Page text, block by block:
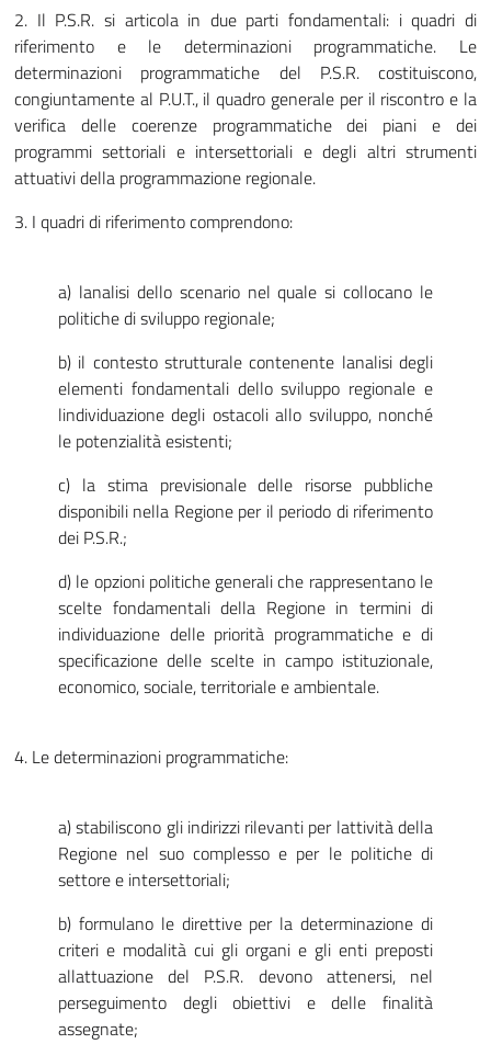
2. Il P.S.R. si articola in due parti fondamentali: i quadri di
riferimento e le determinazioni programmatiche. Le
determinazioni programmatiche del P.S.R. costituiscono,
congiuntamente al P.U.T., il quadro generale per il riscontro e la
verifica delle coerenze programmatiche dei piani e dei
programmi settoriali e intersettoriali e degli altri strumenti
attuativi della programmazione regionale.
3. I quadri di riferimento comprendono:
a) lanalisi dello scenario nel quale si collocano le
politiche di sviluppo regionale;
b) il contesto strutturale contenente lanalisi degli
elementi fondamentali dello sviluppo regionale e
lindividuazione degli ostacoli allo sviluppo, nonché
le potenzialità esistenti;
c) la stima previsionale delle risorse pubbliche
disponibili nella Regione per il periodo di riferimento
dei P.S.R.;
d) le opzioni politiche generali che rappresentano le
scelte fondamentali della Regione in termini di
individuazione delle priorità programmatiche e di
specificazione delle scelte in campo istituzionale,
economico, sociale, territoriale e ambientale.
4. Le determinazioni programmatiche:
a) stabiliscono gli indirizzi rilevanti per lattività della
Regione nel suo complesso e per le politiche di
settore e intersettoriali;
b) formulano le direttive per la determinazione di
criteri e modalità cui gli organi e gli enti preposti
allattuazione del P.S.R. devono attenersi, nel
perseguimento degli obiettivi e delle finalità
assegnate;